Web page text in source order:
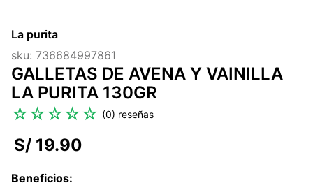
2.
citrato magnesio
3.
colageno
4
kefir
5 .
glicinato magnesio
8.
stevia
La purita
sku: 736684997861
GALLETAS DE AVENA Y VAINILLA
LA PURITA 130GR
☆☆☆☆☆ (0)
S/ 19.90
Beneficios: